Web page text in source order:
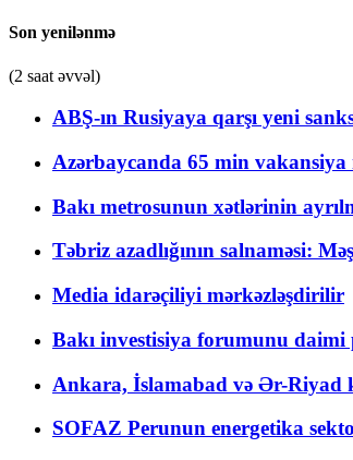
Son yenilənmə
(2 saat əvvəl)
ABŞ-ın Rusiyaya qarşı yeni
Azərbaycanda 65 min vakansiya
Bakı metrosunun xətlərinin
Təbriz azadlığının salnaməsi:
Media idarəçiliyi mərkəzləşdirilir
Bakı investisiya forumunu
Ankara, İslamabad və Ər-Riyad
SOFAZ Perunun energetika